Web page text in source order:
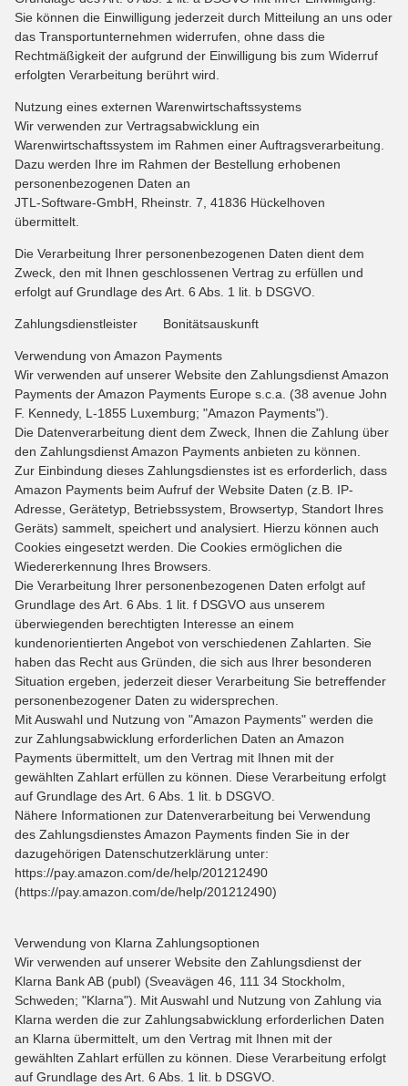
Sie können die Einwilligung jederzeit durch Mitteilung an uns oder
das Transportunternehmen widerrufen, ohne dass die
Rechtmäßigkeit der aufgrund der Einwilligung bis zum Widerruf
erfolgten Verarbeitung berührt wird.
Nutzung eines externen Warenwirtschaftssystems
Wir verwenden zur Vertragsabwicklung ein
Warenwirtschaftssystem im Rahmen einer Auftragsverarbeitung.
Dazu werden Ihre im Rahmen der Bestellung erhobenen
personenbezogenen Daten an
JTL-Software-GmbH, Rheinstr. 7, 41836 Hückelhoven
übermittelt.
Die Verarbeitung Ihrer personenbezogenen Daten dient dem
Zweck, den mit Ihnen geschlossenen Vertrag zu erfüllen und
erfolgt auf Grundlage des Art. 6 Abs. 1 lit. b DSGVO.
Zahlungsdienstleister Bonitätsauskunft
Verwendung von Amazon Payments
Wir verwenden auf unserer Website den Zahlungsdienst Amazon
Payments der Amazon Payments Europe s.c.a. (38 avenue John
F. Kennedy, L-1855 Luxemburg; "Amazon Payments").
Die Datenverarbeitung dient dem Zweck, Ihnen die Zahlung über
den Zahlungsdienst Amazon Payments anbieten zu können.
Zur Einbindung dieses Zahlungsdienstes ist es erforderlich, dass
Amazon Payments beim Aufruf der Website Daten (z.B. IP-
Adresse, Gerätetyp, Betriebssystem, Browsertyp, Standort Ihres
Geräts) sammelt, speichert und analysiert. Hierzu können auch
Cookies eingesetzt werden. Die Cookies ermöglichen die
Wiedererkennung Ihres Browsers.
Die Verarbeitung Ihrer personenbezogenen Daten erfolgt auf
Grundlage des Art. 6 Abs. 1 lit. f DSGVO aus unserem
überwiegenden berechtigten Interesse an einem
kundenorientierten Angebot von verschiedenen Zahlarten. Sie
haben das Recht aus Gründen, die sich aus Ihrer besonderen
Situation ergeben, jederzeit dieser Verarbeitung Sie betreffender
personenbezogener Daten zu widersprechen.
Mit Auswahl und Nutzung von "Amazon Payments" werden die
zur Zahlungsabwicklung erforderlichen Daten an Amazon
Payments übermittelt, um den Vertrag mit Ihnen mit der
gewählten Zahlart erfüllen zu können. Diese Verarbeitung erfolgt
auf Grundlage des Art. 6 Abs. 1 lit. b DSGVO.
Nähere Informationen zur Datenverarbeitung bei Verwendung
des Zahlungsdienstes Amazon Payments finden Sie in der
dazugehörigen Datenschutzerklärung unter:
https://pay.amazon.com/de/help/201212490
(https://pay.amazon.com/de/help/201212490)
Verwendung von Klarna Zahlungsoptionen
Wir verwenden auf unserer Website den Zahlungsdienst der
Klarna Bank AB (publ) (Sveavägen 46, 111 34 Stockholm,
Schweden; "Klarna"). Mit Auswahl und Nutzung von Zahlung via
Klarna werden die zur Zahlungsabwicklung erforderlichen Daten
an Klarna übermittelt, um den Vertrag mit Ihnen mit der
gewählten Zahlart erfüllen zu können. Diese Verarbeitung erfolgt
auf Grundlage des Art. 6 Abs. 1 lit. b DSGVO.